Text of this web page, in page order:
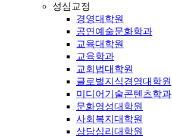
성심교정
경영대학원
공연예술문화학과
교육대학원
교육학과
교회법대학원
글로벌지식경영대학원
미디어기술콘텐츠학과
문화영성대학원
사회복지대학원
상담심리대학원